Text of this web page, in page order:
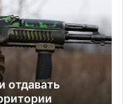
отдавать